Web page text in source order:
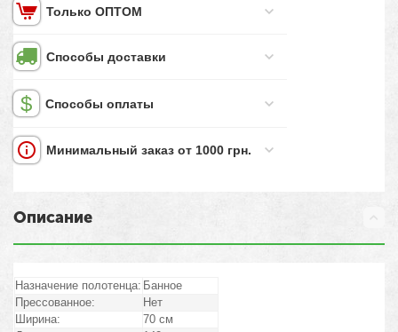
Только ОПТОМ
Способы доставки
Способы оплаты
Минимальный заказ от 1000 грн.
Описание
Назначение полотенца: Банное
Прессованное:
Нет
Ширина:
70 см